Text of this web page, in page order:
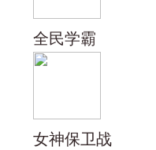
全民学霸
女神保卫战